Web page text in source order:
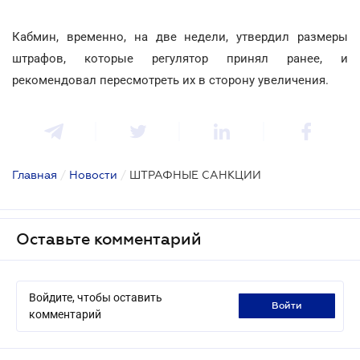
Кабмин, временно, на две недели, утвердил размеры
штрафов, которые регулятор принял ранее, и
рекомендовал пересмотреть их в сторону увеличения.
Главная / Новости / ШТРАФНЫЕ САНКЦИИ
Оставьте комментарий
Войдите, чтобы оставить
комментарий
войти